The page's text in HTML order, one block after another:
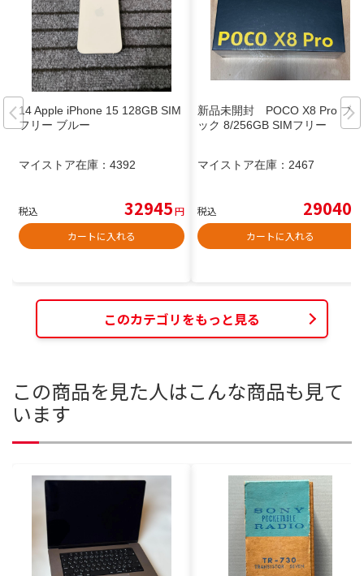
14 Apple iPhone 15 128GB SIM
フリー ブルー
マイストア在庫： 4392
税込 32945円
カートに入れる
新品未開封 POCO X8 Pro ブラ
ック 8/256GB SIMフリー
マイストア在庫： 2467
税込 29040
カートに入れる
このカテゴリをもっと見る
この商品を見た人はこんな商品も見て
います